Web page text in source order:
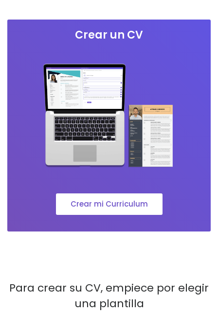
Crear un CV
Crear mi Curriculum
Para crear su CV, empiece por elegir
una plantilla